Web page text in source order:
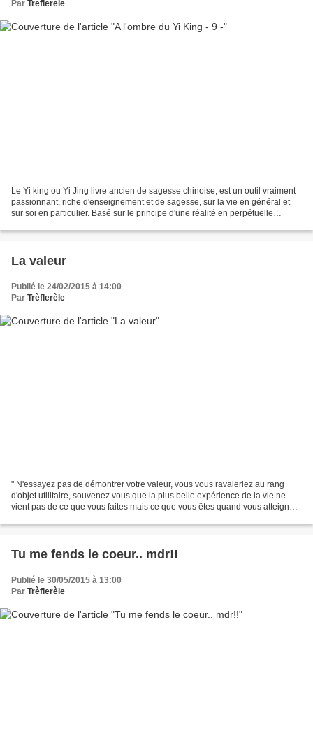
Par Treflerele
Le Yi king ou Yi Jing livre ancien de sagesse chinoise, est un outil vraiment
passionnant, riche d'enseignement et de sagesse, sur la vie en général et
sur soi en particulier. Basé sur le principe d'une réalité en perpétuelle
La valeur
Publié le 24/02/2015 à 14:00
Par Trèflerèle
" N'essayez pas de démontrer votre valeur, vous vous ravaleriez au rang
d'objet utilitaire, souvenez vous que la plus belle expérience de la vie ne
vient pas de ce que vous faites mais ce que vous êtes quand vous atteignez
Tu me fends le coeur.. mdr!!
Publié le 30/05/2015 à 13:00
Par Trèflerèle